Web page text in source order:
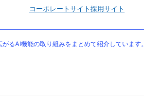
コーポレートサイト採用サイト
るAI機能の取り組みをまとめて紹介しています。